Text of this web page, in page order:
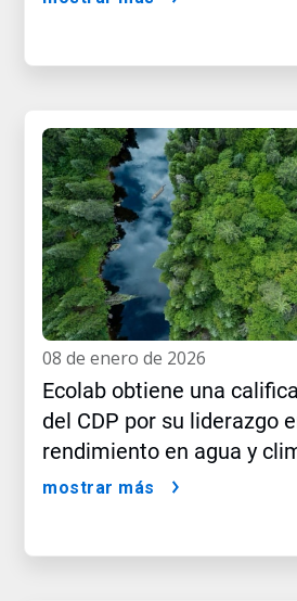
08 de enero de 2026
Ecolab obtiene una
del CDP por su liderazgo
rendimiento en agua y
mostrar más